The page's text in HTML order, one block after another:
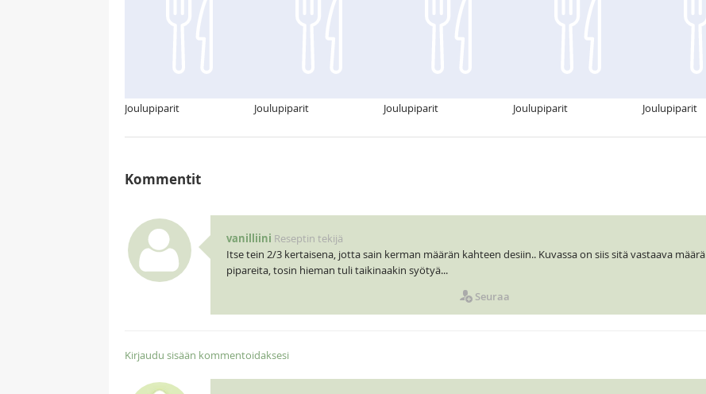
Joulupiparit Joulupiparit Joulupiparit Joulupiparit Joulupiparit
Kommentit
vanilliini Reseptin tekijä
Itse tein 2/3 kertaisena, jotta sain kerman määrän kahteen desiin.. Kuvassa on siis sitä vastaava määrä
pipareita, tosin hieman tuli taikinaakin syötyä...
Seuraa
Kirjaudu sisään kommentoidaksesi